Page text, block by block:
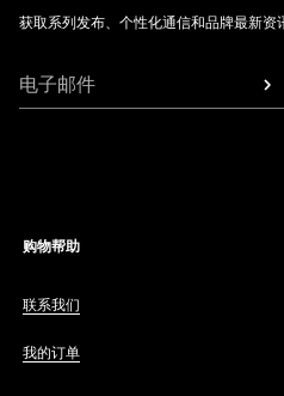
获取系列发布、个性化通信和品牌最新资
电子邮件
购物帮助
联系我们
我的订单